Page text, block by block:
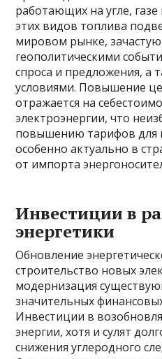
работающих на угле,
этих видов топлива
мировом рынке,
геополитическими
спроса и предложения, а
условиями. Повышение
отражается на
электроэнергии, что
повышению тарифов для
особенно актуально в
от импорта
Инвестиции в
энергетики
Обновление
строительство новых
модернизация
значительных
Инвестиции в
энергии, хотя и сулят
снижения углеродного